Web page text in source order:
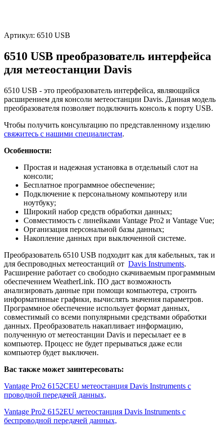
Артикул: 6510 USB
6510 USB преобразователь интерфейса
для метеостанции Davis
6510 USB - это преобразователь интерфейса, являющийся
расширением для консоли метеостанции Davis. Данная модель
преобразователя позволяет подключить консоль к порту USB.
Чтобы получить консультацию по представленному изделию
свяжитесь с нашими специалистам.
Особенности:
Простая и надежная установка в отдельный слот на
консоли;
Бесплатное программное обеспечение;
Подключение к персональному компьютеру или
ноутбуку;
Широкий набор средств обработки данных;
Совместимость с линейками Vantage Pro2 и Vantage Vue;
Организация персональной базы данных;
Накопление данных при выключенной системе.
Преобразователь 6510 USB подходит как для кабельных, так и
для беспроводных метеостанций от Davis Instruments.
Расширение работает со свободно скачиваемым программным
обеспечением WeatherLink. ПО даст возможность
анализировать данные при помощи компьютера, строить
информативные графики, вычислять значения параметров.
Программное обеспечение использует формат данных,
совместимый со всеми популярными средствами обработки
данных. Преобразователь накапливает информацию,
полученную от метеостанции Davis и пересылает ее в
компьютер. Процесс не будет прерываться даже если
компьютер будет выключен.
Вас также может заинтересовать:
Vantage Pro2 6152CEU метеостанция Davis Instruments с
проводной передачей данных,
Vantage Pro2 6152EU метеостанция Davis Instruments с
беспроводной передачей данных,